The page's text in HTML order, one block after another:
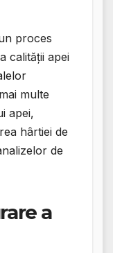
proces
calității apei
multe
apei,
hârtiei de
de
a